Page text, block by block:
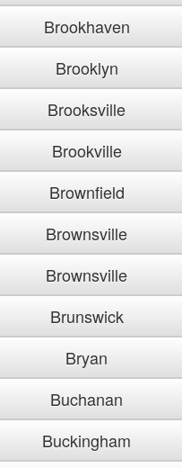
Brookhaven
Brooklyn
Brooksville
Brookville
Brownfield
Brownsville
Brownsville
Brunswick
Bryan
Buchanan
Buckingham